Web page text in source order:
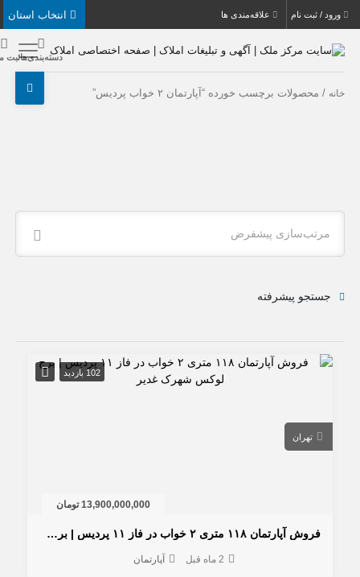
نام علاقه‌مندی ها
دسته‌بندی‌هاثبت ملک
برچسب خورده “آپارتمان ۲ خواب پردیس”
پیشفرض
پیشرفته
102 بازدید
13,900,000,000 تومان
فروش آپارتمان ۱۱۸ متری ۲ خواب در فاز ۱۱ پردیس | برج لوکس شهرک غدیر
آپارتمان